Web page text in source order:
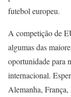
futebol europeu.
A competição de
algumas das
oportunidade para
internacional.
Alemanha, França,